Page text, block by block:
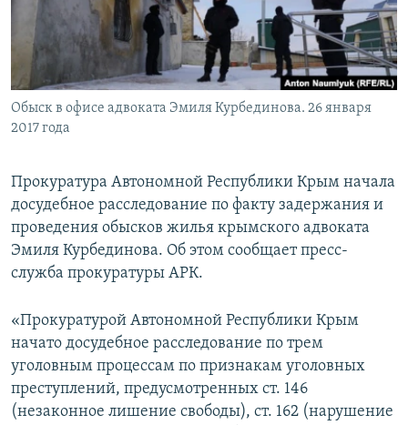
ПОБЕДИТЕЛЕЙ НЕ СУДЯТ?
КРЫМ.НЕПОКОРЕННЫЙ
ELIFBE
УКРАИНСКАЯ ПРОБЛЕМА КРЫМА
ПРИСОЕДИНЯЙТЕСЬ!
Все сайты RFE/RL
Обыск в офисе адвоката Эмиля Курбединова. 26 января
2017 года
Прокуратура Автономной Республики Крым начала
досудебное расследование по факту задержания и
проведения обысков жилья крымского адвоката
Эмиля Курбединова. Об этом сообщает пресс-
служба прокуратуры АРК.
«Прокуратурой Автономной Республики Крым
начато досудебное расследование по трем
уголовным процессам по признакам уголовных
преступлений, предусмотренных ст. 146
(незаконное лишение свободы), ст. 162 (нарушение